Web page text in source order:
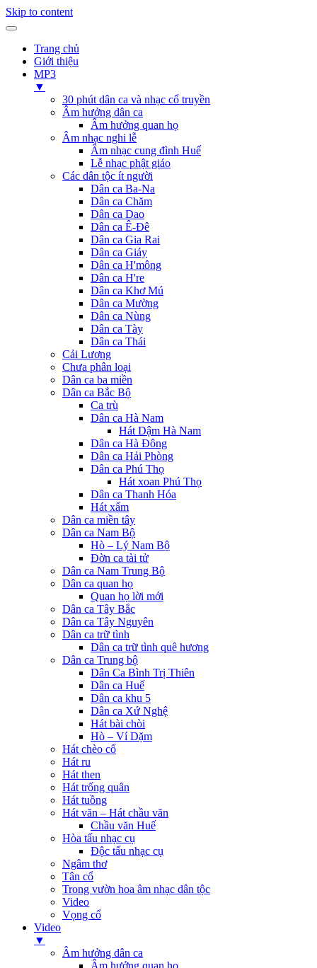
Skip to content
Trang chủ
Giới thiệu
MP3
▼
30 phút dân ca và nhạc cổ truyền
Âm hưởng dân ca
Âm hưởng quan họ
Âm nhạc nghi lễ
Âm nhạc cung đình Huế
Lễ nhạc phật giáo
Các dân tộc ít người
Dân ca Ba-Na
Dân ca Chăm
Dân ca Dao
Dân ca Ê-Đê
Dân ca Gia Rai
Dân ca Giáy
Dân ca H'mông
Dân ca H're
Dân ca Khơ Mú
Dân ca Mường
Dân ca Nùng
Dân ca Tày
Dân ca Thái
Cải Lương
Chưa phân loại
Dân ca ba miền
Dân ca Bắc Bộ
Ca trù
Dân ca Hà Nam
Hát Dậm Hà Nam
Dân ca Hà Đông
Dân ca Hải Phòng
Dân ca Phú Thọ
Hát xoan Phú Thọ
Dân ca Thanh Hóa
Hát xẩm
Dân ca miền tây
Dân ca Nam Bộ
Hò – Lý Nam Bộ
Đờn ca tài tử
Dân ca Nam Trung Bộ
Dân ca quan họ
Quan họ lời mới
Dân ca Tây Bắc
Dân ca Tây Nguyên
Dân ca trữ tình
Dân ca trữ tình quê hương
Dân ca Trung bộ
Dân Ca Bình Trị Thiên
Dân ca Huế
Dân ca khu 5
Dân ca Xứ Nghệ
Hát bài chòi
Hò – Ví Dặm
Hát chèo cổ
Hát ru
Hát then
Hát trống quân
Hát tuồng
Hát văn – Hát chầu văn
Chầu văn Huế
Hòa tấu nhạc cụ
Độc tấu nhạc cụ
Ngâm thơ
Tân cổ
Trong vườn hoa âm nhạc dân tộc
Video
Vọng cổ
Video
▼
Âm hưởng dân ca
Âm hưởng quan họ